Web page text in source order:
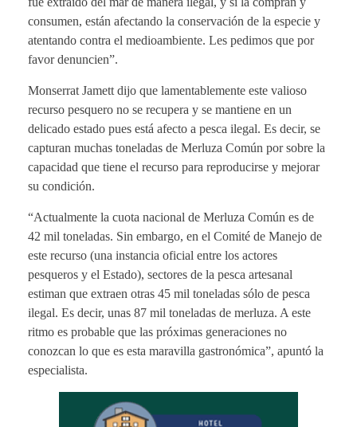
consumen, están afectando la conservación de la especie y
atentando contra el medioambiente. Les pedimos que por
favor denuncien”.
Monserrat Jamett dijo que lamentablemente este valioso
recurso pesquero no se recupera y se mantiene en un
delicado estado pues está afecto a pesca ilegal. Es decir, se
capturan muchas toneladas de Merluza Común por sobre la
capacidad que tiene el recurso para reproducirse y mejorar
su condición.
“Actualmente la cuota nacional de Merluza Común es de
42 mil toneladas. Sin embargo, en el Comité de Manejo de
este recurso (una instancia oficial entre los actores
pesqueros y el Estado), sectores de la pesca artesanal
estiman que extraen otras 45 mil toneladas sólo de pesca
ilegal. Es decir, unas 87 mil toneladas de merluza. A este
ritmo es probable que las próximas generaciones no
conozcan lo que es esta maravilla gastronómica”, apuntó la
especialista.